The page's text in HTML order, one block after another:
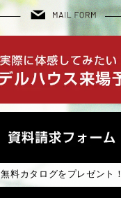
無料カタログをプレゼント！